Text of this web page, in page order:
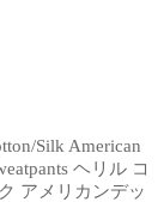
Silk American
ヘリル コ
アメリカンデッ